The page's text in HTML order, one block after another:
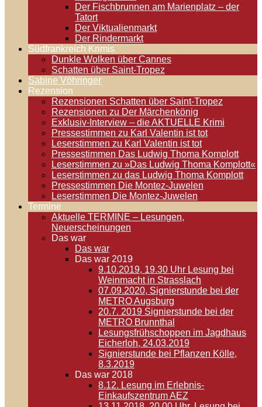
Der Fischbrunnen am Marienplatz – der
Tatort
Der Viktualienmarkt
Der Rindermarkt
Südfrankreich Krimis
Dunkle Wolken über Cannes
Schatten über Saint-Tropez
Sabine Vöhringer
Rezension
Rezensionen Schatten über Saint-Tropez
Rezensionen zu Der Märchenkönig
Exklusiv-Interview – die AKTUELLE Krimi
Pressestimmen zu Karl Valentin ist tot
Leserstimmen zu Karl Valentin ist tot
Pressestimmen Das Ludwig Thoma Komplott
Leserstimmen zu »Das Ludwig Thoma Komplott«
Leserstimmen zu das Ludwig Thoma Komplott
Pressestimmen Die Montez-Juwelen
Leserstimmen Die Montez-Juwelen
Termine
Aktuelle TERMINE – Lesungen,
Neuerscheinungen
Das war
Das war
Das war 2019
9.10.2019, 19.30 Uhr Lesung bei
Weinmacht in Strasslach
07.09.2020, Signierstunde bei der
METRO Augsburg
20.7. 2019 Signierstunde bei der
METRO Brunnthal
Lesungsfrühschoppen im Jagdhaus
Eicherloh, 24.03.2019
Signierstunde bei Pflanzen Kölle,
8.3.2019
Das war 2018
8.12. Lesung im Erlebnis-
Einkaufszentrum AEZ